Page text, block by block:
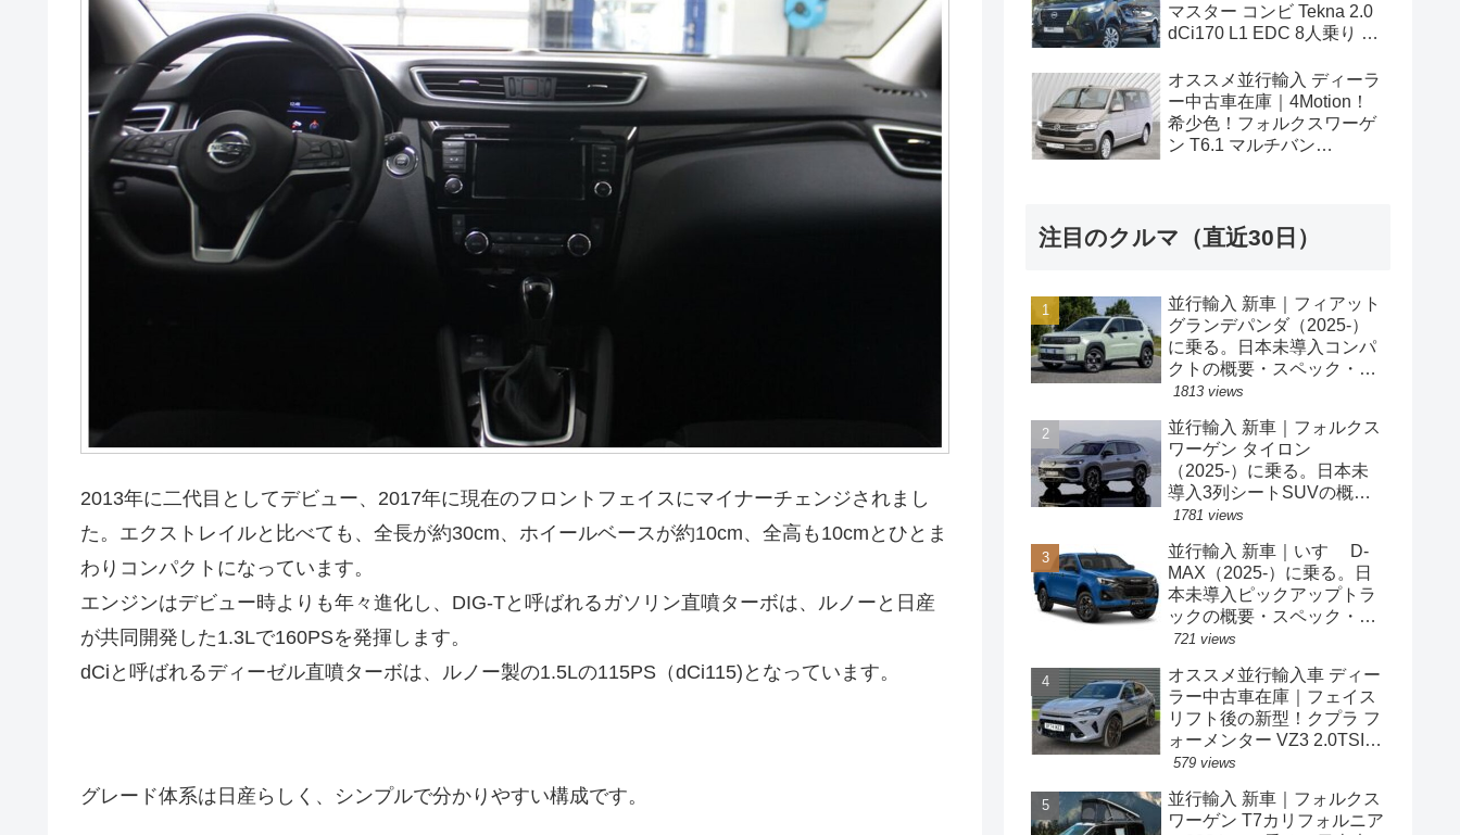
2013年に二代目としてデビュー、2017年に現在のフロントフェイスにマイナーチェンジされまし
た。エクストレイルと比べても、全長が約30cm、ホイールベースが約10cm、全高も10cmとひとま
わりコンパクトになっています。
エンジンはデビュー時よりも年々進化し、DIG-Tと呼ばれるガソリン直噴ターボは、ルノーと日産
が共同開発した1.3Lで160PSを発揮します。
dCiと呼ばれるディーゼル直噴ターボは、ルノー製の1.5Lの115PS（dCi115)となっています。
グレード体系は日産らしく、シンプルで分かりやすい構成です。
マスター コンビ Tekna 2.0
dCi170 L1 EDC 8人乗り 左
オススメ並行輸入 ディーラ
ー中古車在庫｜4Motion！
希少色！フォルクスワーゲ
ン T6.1 マルチバン
注目のクルマ（直近30日）
並行輸入 新車｜フィアット
グランデパンダ（2025-）
に乗る。日本未導入コンパ
クトの概要・スペック・価
格の情報。
1813 views
並行輸入 新車｜フォルクス
ワーゲン タイロン
（2025-）に乗る。日本未
導入3列シートSUVの概
要・スペック・価格の情
1781 views
並行輸入 新車｜いすゞ D-
MAX（2025-）に乗る。日
本未導入ピックアップトラ
ックの概要・スペック・価
格の情報。
721 views
オススメ並行輸入車 ディー
ラー中古車在庫｜フェイス
リフト後の新型！クプラ フ
ォーメンター VZ3 2.0TSI
333PS 4Drive 7DSG 右ハン
579 views
並行輸入 新車｜フォルクス
ワーゲン T7カリフォルニア